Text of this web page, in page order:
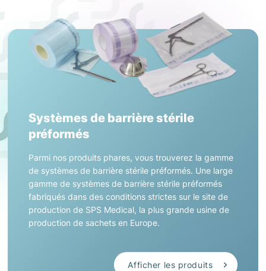
Systèmes de barrière stérile
préformés
Parmi nos produits phares, vous trouverez la gamme
de systèmes de barrière stérile préformés. Une large
gamme de systèmes de barrière stérile préformés
fabriqués dans des conditions strictes sur le site de
production de SPS Medical, la plus grande usine de
production de sachets en Europe.
Afficher les produits